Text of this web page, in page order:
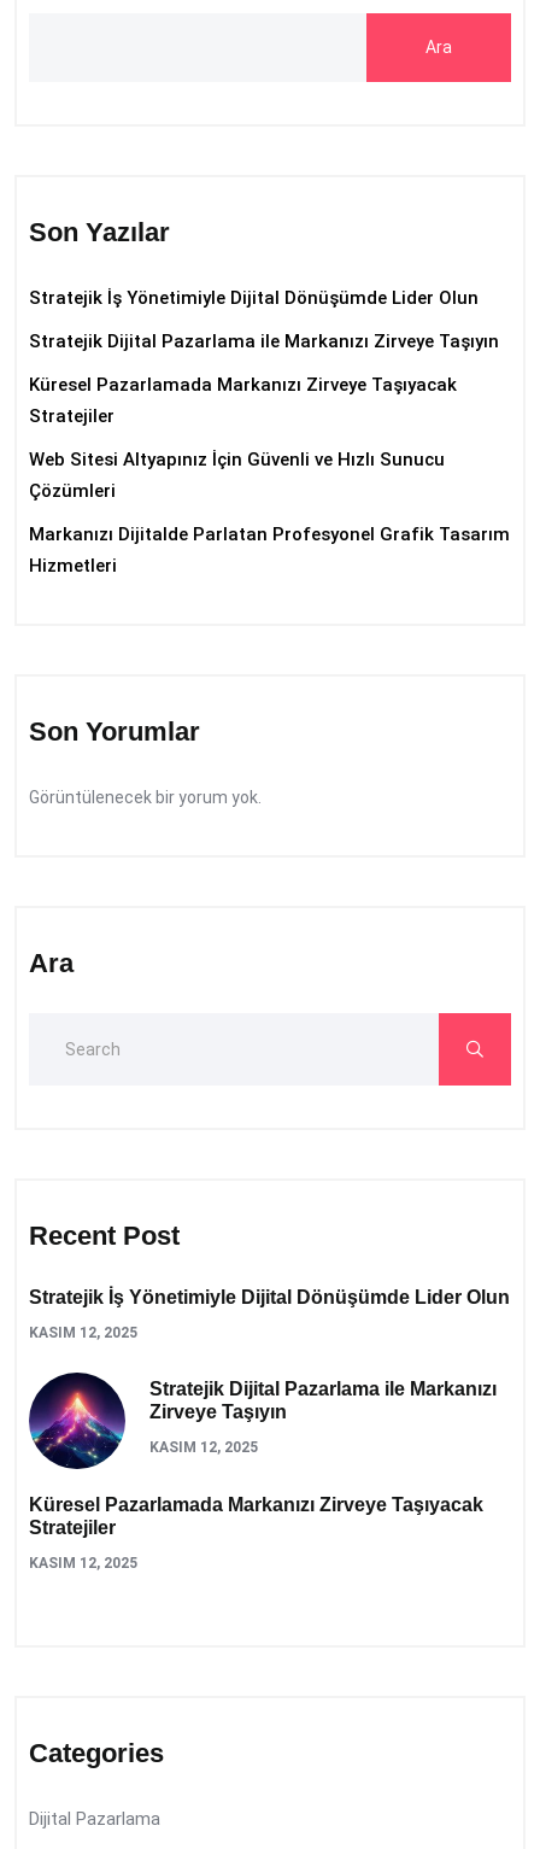
Ara
Son Yazılar
Stratejik İş Yönetimiyle Dijital Dönüşümde Lider Olun
Stratejik Dijital Pazarlama ile Markanızı Zirveye Taşıyın
Küresel Pazarlamada Markanızı Zirveye Taşıyacak
Stratejiler
Web Sitesi Altyapınız İçin Güvenli ve Hızlı Sunucu
Çözümleri
Markanızı Dijitalde Parlatan Profesyonel Grafik Tasarım
Hizmetleri
Son Yorumlar
Görüntülenecek bir yorum yok.
Ara
Recent Post
Stratejik İş Yönetimiyle Dijital Dönüşümde Lider Olun
KASIM 12, 2025
Stratejik Dijital Pazarlama ile Markanızı
Zirveye Taşıyın
KASIM 12, 2025
Küresel Pazarlamada Markanızı Zirveye Taşıyacak
Stratejiler
KASIM 12, 2025
Categories
Dijital Pazarlama